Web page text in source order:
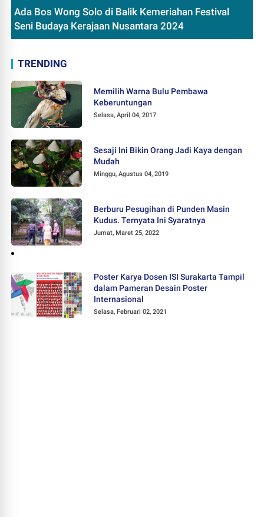
Ada Bos Wong Solo di Balik Kemeriahan Festival
Seni Budaya Kerajaan Nusantara 2024
TRENDING
Memilih Warna Bulu Pembawa
Keberuntungan
Selasa, April 04, 2017
Sesaji Ini Bikin Orang Jadi Kaya dengan
Mudah
Minggu, Agustus 04, 2019
Berburu Pesugihan di Punden Masin
Kudus. Ternyata Ini Syaratnya
Jumat, Maret 25, 2022
Poster Karya Dosen ISI Surakarta Tampil
dalam Pameran Desain Poster
Internasional
Selasa, Februari 02, 2021